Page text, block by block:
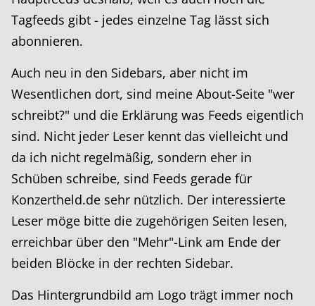
Tagfeeds gibt - jedes einzelne Tag lässt sich
abonnieren.
Auch neu in den Sidebars, aber nicht im
Wesentlichen dort, sind meine About-Seite "wer
schreibt?" und die Erklärung was Feeds eigentlich
sind. Nicht jeder Leser kennt das vielleicht und
da ich nicht regelmäßig, sondern eher in
Schüben schreibe, sind Feeds gerade für
Konzertheld.de sehr nützlich. Der interessierte
Leser möge bitte die zugehörigen Seiten lesen,
erreichbar über den "Mehr"-Link am Ende der
beiden Blöcke in der rechten Sidebar.
Das Hintergrundbild am Logo trägt immer noch